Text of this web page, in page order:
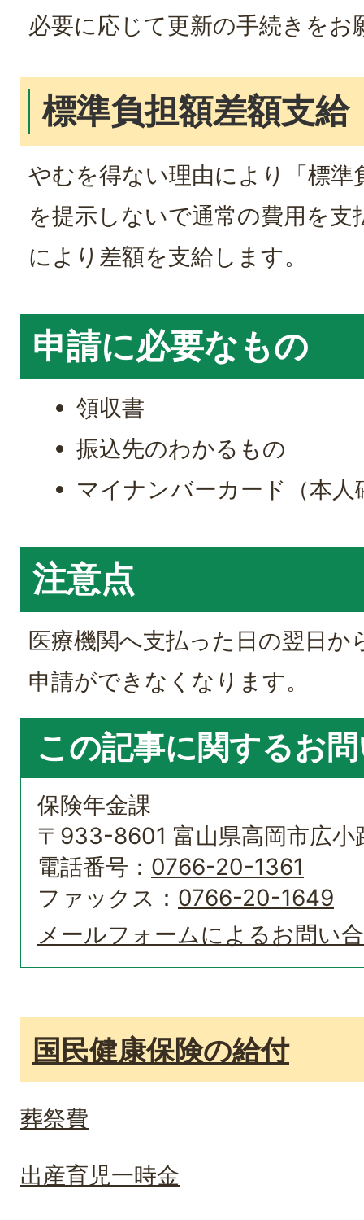
必要に応じて更新の手続きをお
標準負担額差額支給
やむを得ない理由により「標準
を提示しないで通常の費用を支
により差額を支給します。
申請に必要なもの
領収書
振込先のわかるもの
マイナンバーカード（本人
注意点
医療機関へ支払った日の翌日か
申請ができなくなります。
この記事に関するお
保険年金課
〒933-8601 富山県高岡市広
電話番号： 0766-20-1361
ファックス： 0766-20-1649
メールフォームによるお問い
国民健康保険の給付
葬祭費
出産育児一時金